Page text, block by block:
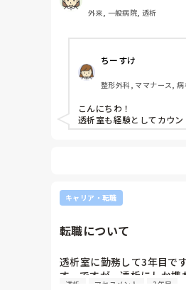
外来, 一般病院, 透析
ちーすけ
整形外科, ママナース,
こんにちわ！
透析室も経験としてカウ
キャリア・転職
転職について
透析室に勤務して3年目で
す。ですが、透析にしか
透析 アセスメント 3年目